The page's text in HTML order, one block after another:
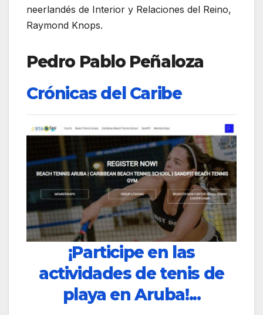
neerlandés de Interior y Relaciones del Reino,
Raymond Knops.
Pedro Pablo Peñaloza
Crónicas del Caribe
¡Participe en las
actividades de tenis de
playa en Aruba!...